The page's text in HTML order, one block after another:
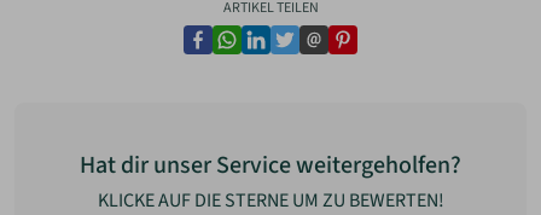
ARTIKEL TEILEN
facebook
whatsapp
linkedin
twitter
emailpinterest
Hat dir unser Service weitergeholfen?
KLICKE AUF DIE STERNE UM ZU BEWERTEN!